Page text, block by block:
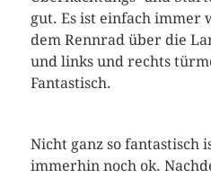
gut. Es ist einfach immer
dem Rennrad über die
und links und rechts
Fantastisch.
Nicht ganz so fantastisch
immerhin noch ok.